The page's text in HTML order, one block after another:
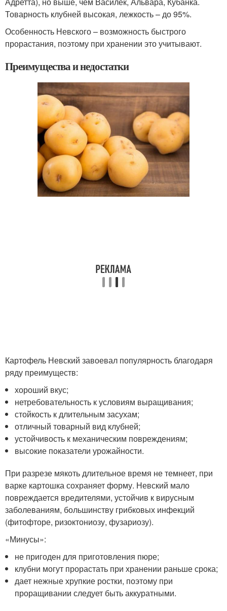
Товарность клубней высокая, лежкость – до 95%.
Особенность Невского – возможность быстрого
прорастания, поэтому при хранении это учитывают.
Преимущества и недостатки
Картофель Невский завоевал популярность благодаря
ряду преимуществ:
хороший вкус;
нетребовательность к условиям выращивания;
стойкость к длительным засухам;
отличный товарный вид клубней;
устойчивость к механическим повреждениям;
высокие показатели урожайности.
При разрезе мякоть длительное время не темнеет, при
варке картошка сохраняет форму. Невский мало
повреждается вредителями, устойчив к вирусным
заболеваниям, большинству грибковых инфекций
(фитофторе, ризоктониозу, фузариозу).
«Минусы»:
не пригоден для приготовления пюре;
клубни могут прорастать при хранении раньше срока;
дает нежные хрупкие ростки, поэтому при
проращивании следует быть аккуратными.